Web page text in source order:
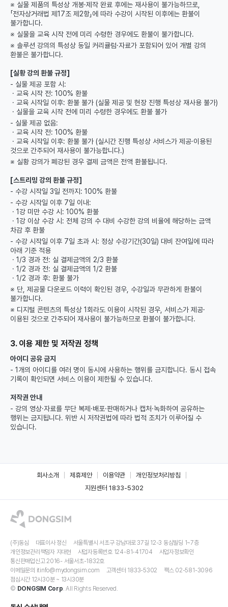
※ 실물 제품의 특성상 개봉·제작 완료 후에는 재사용이 불가능하므로,
「전자상거래법 제17조 제2항」에 따라 수강이 시작된 이후에는 환불이
불가합니다.
※ 실물을 교육 시작 전에 미리 수령한 경우에도 환불이 불가합니다.
※ 솔루션 강의의 특성상 동일 커리큘럼·자료가 포함되어 있어 개별 강의
환불은 불가합니다.
[실황 강의 환불 규정]
- 실물 제공 포함 시:
· 교육 시작 전: 100% 환불
· 교육 시작일 이후: 환불 불가 (실물 제공 및 현장 진행 특성상 재사용 불가)
· 실물을 교육 시작 전에 미리 수령한 경우에도 환불 불가
- 실물 제공 없음:
· 교육 시작 전: 100% 환불
· 교육 시작일 이후: 환불 불가 (실시간 진행 특성상 서비스가 제공·이용된
것으로 간주되어 재사용이 불가능합니다.)
※ 실황 강의가 폐강된 경우 결제 금액은 전액 환불됩니다.
[스트리밍 강의 환불 규정]
- 수강 시작일 3일 전까지: 100% 환불
- 수강 시작일 이후 7일 이내:
· 1강 미만 수강 시: 100% 환불
· 1강 이상 수강 시: 전체 강의 수 대비 수강한 강의 비율에 해당하는 금액
차감 후 환불
- 수강 시작일 이후 7일 초과 시: 정상 수강기간(30일) 대비 잔여일에 따라
아래 기준 적용
· 1/3 경과 전: 실 결제금액의 2/3 환불
· 1/2 경과 전: 실 결제금액의 1/2 환불
· 1/2 경과 후: 환불 불가
※ 단, 제공물 다운로드 이력이 확인된 경우, 수강일과 무관하게 환불이
불가합니다.
※ 디지털 콘텐츠의 특성상 1회라도 이용이 시작된 경우, 서비스가 제공·
이용된 것으로 간주되어 재사용이 불가능하므로 환불이 불가합니다.
3. 이용 제한 및 저작권 정책
아이디 공유 금지
- 1개의 아이디를 여러 명이 동시에 사용하는 행위를 금지합니다. 동시 접속
기록이 확인되면 서비스 이용이 제한될 수 있습니다.
저작권 안내
- 강의 영상·자료를 무단 복제·배포·판매하거나 캡처·녹화하여 공유하는
행위는 금지됩니다. 위반 시 저작권법에 따라 법적 조치가 이루어질 수
있습니다.
회사소개 제휴제안 이용약관
개인정보처리방침
지원센터 1833-5302
(주)동심 대표이사 정신
서울특별시 서초구 강남대로 37길 12-3 동심빌딩 1~7층
개인정보관리책임자 지대현
사업자등록번호 124-81-41704
사업자정보확인
통신판매업신고 2016- 서울서초-1832호
이메일문의 itinfo@mydongsim.com 고객센터 1833-5302
팩스 02-581-3096
점심시간 12시30분 ~ 13시30분
© DONGSIM Corp. All Rights Reserved.